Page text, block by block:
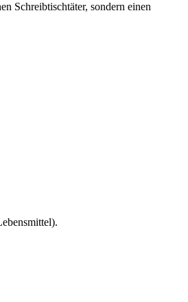
Schreibtischtäter, sondern einen